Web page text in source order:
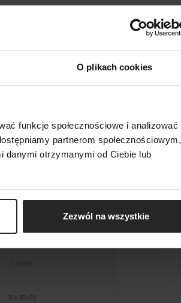
O plikach cookies
funkcje społecznościowe i analizować
partnerom społecznościowym,
danymi otrzymanymi od Ciebie lub
Zezwól na wszystkie
SET DUO BLACK
122035
35x35x90
DALŠÍ
DALŠÍ